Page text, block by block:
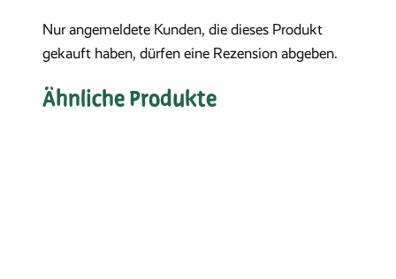
Nur angemeldete Kunden, die dieses Produkt
gekauft haben, dürfen eine Rezension abgeben.
Ähnliche Produkte